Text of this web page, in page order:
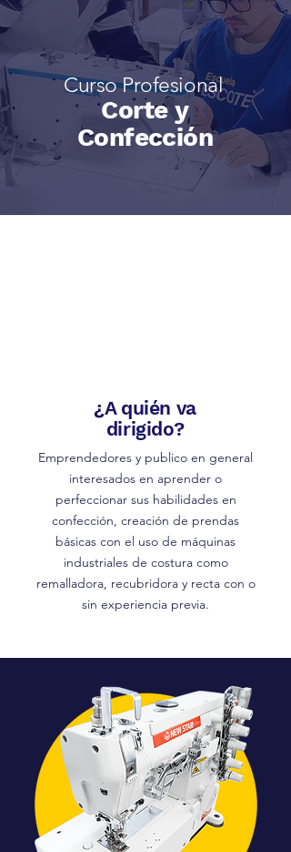
Curso Profesional
Corte y
Confección
¿A quién va
dirigido?
Emprendedores y publico en general
interesados en aprender o
perfeccionar sus habilidades en
confección, creación de prendas
básicas con el uso de máquinas
industriales de costura como
remalladora, recubridora y recta con o
sin experiencia previa.